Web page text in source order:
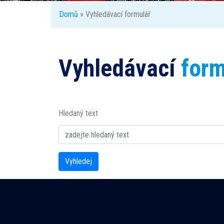
Domů » Vyhledávací formulář
Vyhledávací
Hledaný text
Vyhledej